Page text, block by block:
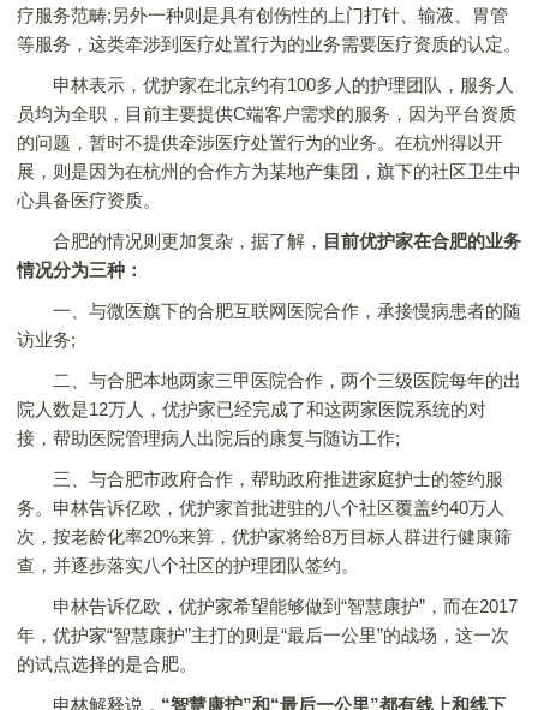
疗服务范畴;另外一种则是具有创伤性的上门打针、输液、胃管
等服务，这类牵涉到医疗处置行为的业务需要医疗资质的认定。
申林表示，优护家在北京约有100多人的护理团队，服务人
员均为全职，目前主要提供C端客户需求的服务，因为平台资质
的问题，暂时不提供牵涉医疗处置行为的业务。在杭州得以开
展，则是因为在杭州的合作方为某地产集团，旗下的社区卫生中
心具备医疗资质。
合肥的情况则更加复杂，据了解， 目前优护家在合肥的业务
情况分为三种：
一、与微医旗下的合肥互联网医院合作，承接慢病患者的随
访业务;
二、与合肥本地两家三甲医院合作，两个三级医院每年的出
院人数是12万人，优护家已经完成了和这两家医院系统的对
接，帮助医院管理病人出院后的康复与随访工作;
三、与合肥市政府合作，帮助政府推进家庭护士的签约服
务。申林告诉亿欧，优护家首批进驻的八个社区覆盖约40万人
次，按老龄化率20%来算，优护家将给8万目标人群进行健康筛
查，并逐步落实八个社区的护理团队签约。
申林告诉亿欧，优护家希望能够做到“智慧康护”，而在2017
年，优护家“智慧康护”主打的则是“最后一公里”的战场，这一次
的试点选择的是合肥。
申林解释说， “智慧康护”和“最后一公里”都有线上和线下